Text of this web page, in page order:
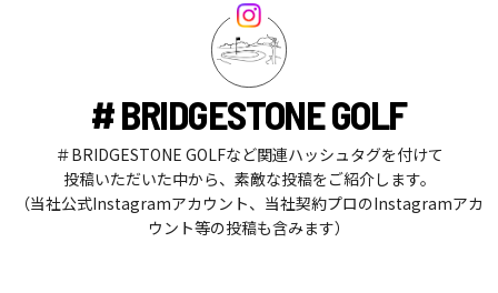
# BRIDGESTONE GOLF
＃BRIDGESTONE GOLFなど関連ハッシュタグを付けて
投稿いただいた中から、素敵な投稿をご紹介します。
（当社公式Instagramアカウント、当社契約プロのInstagramアカ
ウント等の投稿も含みます）